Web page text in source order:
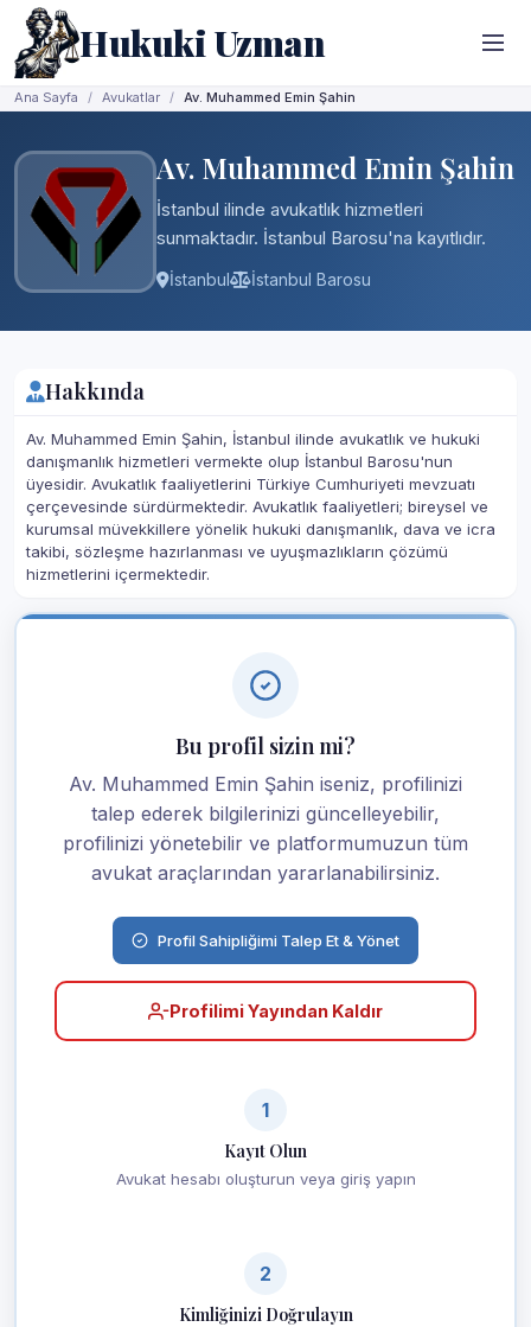
Hukuki Uzman
Ana Sayfa Avukatlar Av. Muhammed Emin Şahin
Av. Muhammed Emin Şahin
İstanbul ilinde avukatlık hizmetleri
sunmaktadır. İstanbul Barosu'na kayıtlıdır.
İstanbul İstanbul Barosu
Hakkında
Av. Muhammed Emin Şahin, İstanbul ilinde avukatlık ve hukuki
danışmanlık hizmetleri vermekte olup İstanbul Barosu'nun
üyesidir. Avukatlık faaliyetlerini Türkiye Cumhuriyeti mevzuatı
çerçevesinde sürdürmektedir. Avukatlık faaliyetleri; bireysel ve
kurumsal müvekkillere yönelik hukuki danışmanlık, dava ve icra
takibi, sözleşme hazırlanması ve uyuşmazlıkların çözümü
hizmetlerini içermektedir.
Bu profil sizin mi?
Av. Muhammed Emin Şahin iseniz, profilinizi
talep ederek bilgilerinizi güncelleyebilir,
profilinizi yönetebilir ve platformumuzun tüm
avukat araçlarından yararlanabilirsiniz.
Profil Sahipliğimi Talep Et & Yönet
Profilimi Yayından Kaldır
1
Kayıt Olun
Avukat hesabı oluşturun veya giriş yapın
2
Kimliğinizi Doğrulayın